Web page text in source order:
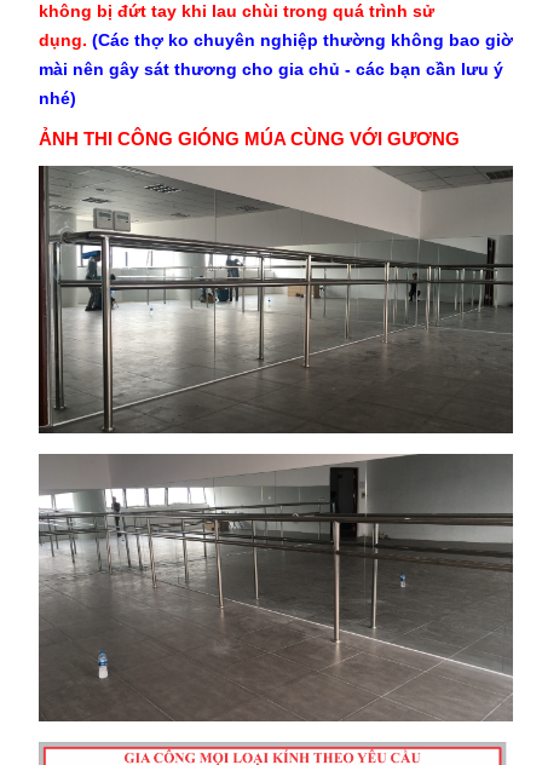
không bị đứt tay khi lau chùi trong quá trình sử
dụng. (Các thợ ko chuyên nghiệp thường không bao giờ
mài nên gây sát thương cho gia chủ - các bạn cần lưu ý
nhé)
ẢNH THI CÔNG GIÓNG MÚA CÙNG VỚI GƯƠNG